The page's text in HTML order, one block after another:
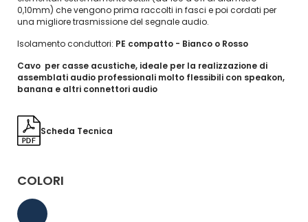
0,10mm) che vengono prima raccolti in fasci e poi cordati per
una migliore trasmissione del segnale audio.
Isolamento conduttori: PE compatto - Bianco o Rosso
Cavo per casse acustiche, ideale per la realizzazione di
assemblati audio professionali molto flessibili con speakon,
banana e altri connettori audio
Scheda Tecnica
COLORI